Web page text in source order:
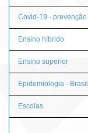
Covid-19 - prevenção
Ensino híbrido
Ensino superior
Epidemiologia - Brasil
Escolas